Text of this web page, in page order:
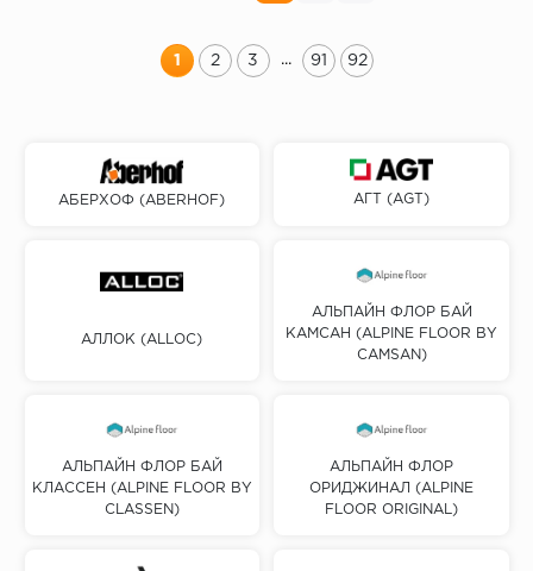
1 2 3 ... 91 92
АБЕРХОФ (ABERHOF) АГТ (AGT)
АЛЛОК (ALLOC)
АЛЬПАЙН ФЛОР БАЙ
КАМСАН (ALPINE FLOOR BY
CAMSAN)
АЛЬПАЙН ФЛОР БАЙ
КЛАССЕН (ALPINE FLOOR BY
CLASSEN)
АЛЬПАЙН ФЛОР
ОРИДЖИНАЛ (ALPINE
FLOOR ORIGINAL)